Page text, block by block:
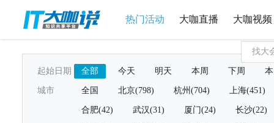
热门活动 大咖直播 大咖视频
起始日期 全部 今天 明天 本周 下周
城市 全国 北京(798) 杭州(704) 上海(451)
合肥(42) 武汉(31) 厦门(24) 长沙(22)